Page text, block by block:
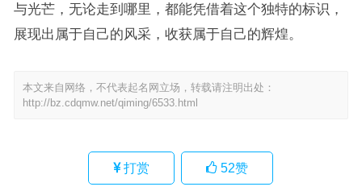
与光芒，无论走到哪里，都能凭借着这个独特的标识，
展现出属于自己的风采，收获属于自己的辉煌。
本文来自网络，不代表起名网立场，转载请注明出处：
http://bz.cdqmw.net/qiming/6533.html
打赏 52赞